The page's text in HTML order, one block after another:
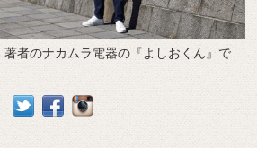
者のナカムラ電器の『よしおくん』で